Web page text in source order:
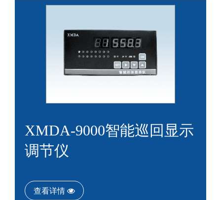
XMDA-9000智能巡回显示
调节仪
查看详情